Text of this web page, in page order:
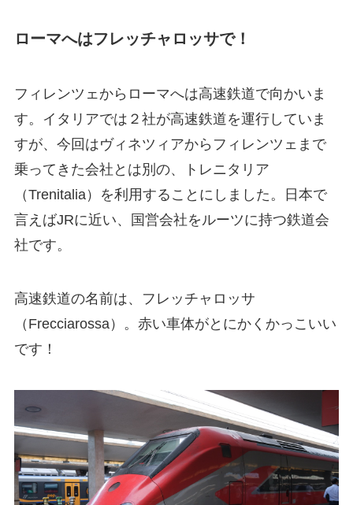
ローマへはフレッチャロッサで！
フィレンツェからローマへは高速鉄道で向かいま
す。イタリアでは２社が高速鉄道を運行していま
すが、今回はヴィネツィアからフィレンツェまで
乗ってきた会社とは別の、トレニタリア
（Trenitalia）を利用することにしました。日本で
言えばJRに近い、国営会社をルーツに持つ鉄道会
社です。
高速鉄道の名前は、フレッチャロッサ
（Frecciarossa）。赤い車体がとにかくかっこいい
です！